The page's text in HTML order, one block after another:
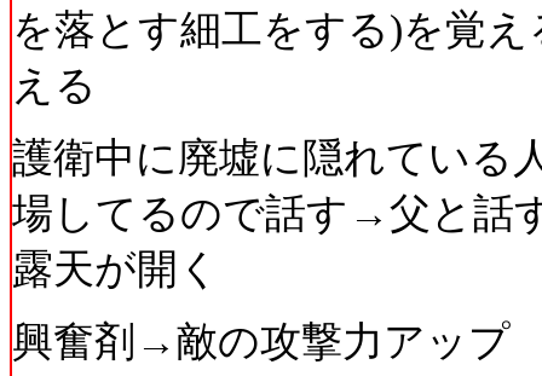
を落とす細工をする)を覚
える
護衛中に廃墟に隠れている
場してるので話す→父と話
露天が開く
興奮剤→敵の攻撃力アップ